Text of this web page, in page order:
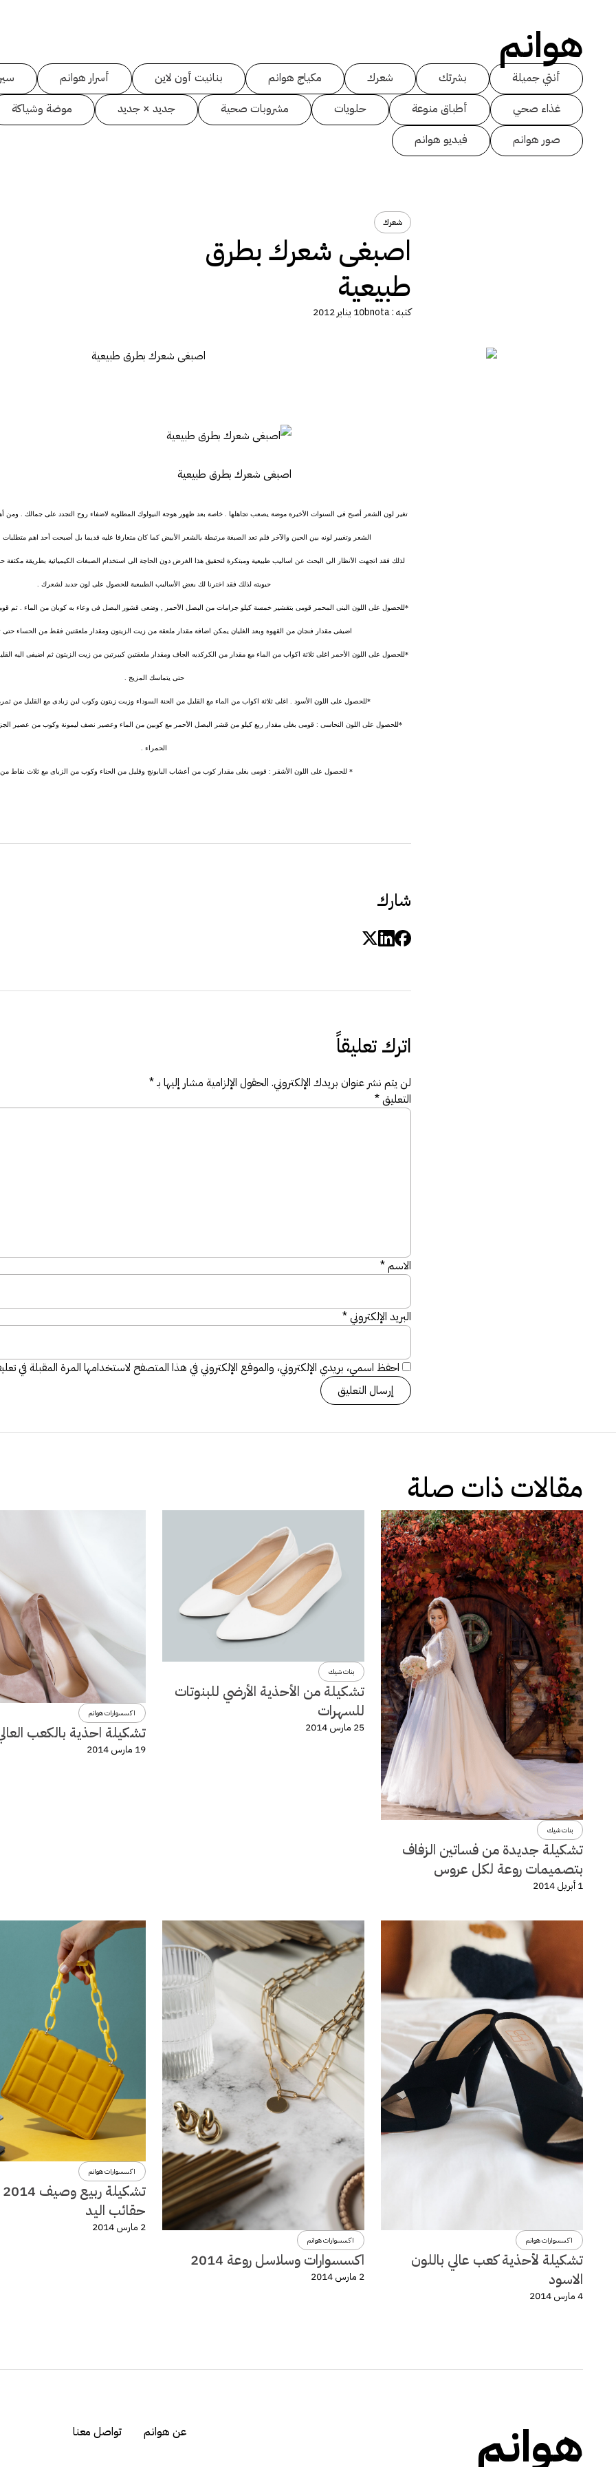
هوانم
أنتي جميلة بشرتك شعرك مكياج هوانم بنانيت أون لاين أسرار هوانم
غذاء صحي
أطباق منوعة حلويات مشروبات صحية جديد × جديد
موضة وشياكة
صور هوانم
فيديو هوانم
شعرك
اصبغى شعرك بطرق
طبيعية
كتبه :bnota10 يناير 2012
اصبغى شعرك بطرق طبيعية
تغير لون الشعر أصبح فى السنوات الأخيرة موضة يصعب تجاهلها . خاصة بعد ظهور هوجة النيولوك المطلوبة لاضفاء روح التجدد على جمالك . ومن
الشعر وتغيير لونه بين الحين والآخر فلم تعد الصبغة مرتبطة بالشعر الأبيض كما كان متعارفا عليه قديما بل أصبحت أحد اهم متطلبات
لذلك فقد اتجهت الأنظار الى البحث عن اساليب طبيعية ومبتكرة لتحقيق هذا الغرض دون الحاجة الى استخدام الصبغات الكيميائية بطريقة
حيويته لذلك فقد اخترنا لك بعض الأساليب الطبيعية للحصول على لون جديد لشعرك .
*للحصول على اللون البنى المحمر قومى بتقشير خمسة كيلو جرامات من البصل الأحمر , وضعى قشور البصل فى وعاء به كوبان من الماء . ثم
اضيفى مقدار فنجان من القهوة وبعد الغليان يمكن اضافة مقدار ملعقة من زيت الزيتون ومقدار ملعقتين فقط من الحساء
*للحصول على اللون الأحمر اغلى ثلاثة اكواب من الماء مع مقدار من الكركديه الجاف ومقدار ملعقتين كبيرتين من زيت الزيتون ثم اضيفى اليه
حتى يتماسك المزيج .
*للحصول على اللون الأسود . اغلى ثلاثة اكواب من الماء مع القليل من الحنة السوداء وزيت زيتون وكوب لبن زبادى مع القليل من
*للحصول على اللون النحاسى : قومى بغلى مقدار ربع كيلو من قشر البصل الأحمر مع كوبين من الماء وعصير نصف ليمونة وكوب من عصير
الحمراء .
* للحصول على اللون الأشقر : قومى بغلى مقدار كوب من أعشاب البابونج وقليل من الحناء وكوب من الزباى مع ثلاث نقاط
شارك
اترك تعليقاً
لن يتم نشر عنوان بريدك الإلكتروني. الحقول الإلزامية مشار إليها بـ*
التعليق*
الاسم*
البريد الإلكتروني*
احفظ اسمي، بريدي الإلكتروني، والموقع الإلكتروني في هذا المتصفح لاستخدامها المرة المقبلة في
مقالات ذات صلة
بنات شيك
تشكيلة جديدة من فساتين الزفاف
بتصميمات روعة لكل عروس
1 أبريل 2014
بنات شيك
تشكيلة من الأحذية الأرضي للبنوتات
للسهرات
25 مارس 2014
اكسسوارات هوانم
تشكيلة احذية بالكعب
19 مارس 2014
اكسسوارات هوانم
تشكيلة لأحذية كعب عالي باللون
الاسود
4 مارس 2014
اكسسوارات هوانم
اكسسوارات وسلاسل روعة 2014
2 مارس 2014
اكسسوارات هوانم
حقائب اليد
2 مارس 2014
هوانم عن هوانم تواصل معنا